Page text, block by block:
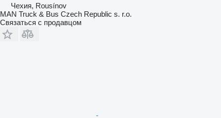
Чехия, Rousínov
MAN Truck & Bus Czech Republic s. r.o.
Связаться с продавцом